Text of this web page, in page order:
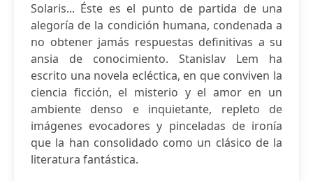
Solaris... Éste es el punto de partida de una
alegoría de la condición humana, condenada a
no obtener jamás respuestas definitivas a su
ansia de conocimiento. Stanislav Lem ha
escrito una novela ecléctica, en que conviven la
ciencia ficción, el misterio y el amor en un
ambiente denso e inquietante, repleto de
imágenes evocadores y pinceladas de ironía
que la han consolidado como un clásico de la
literatura fantástica.